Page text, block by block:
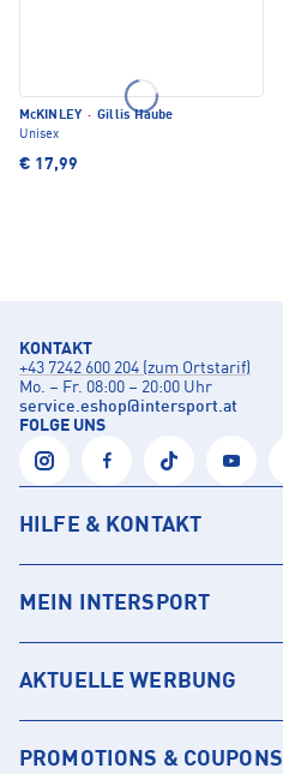
McKINLEY · Gillis Haube
Unisex
€ 17,99
KONTAKT
+43 7242 600 204 (zum Ortstarif)
Mo. – Fr. 08:00 – 20:00 Uhr
service.eshop@intersport.at
FOLGE UNS
HILFE & KONTAKT
MEIN INTERSPORT
AKTUELLE WERBUNG
PROMOTIONS & COUPONS